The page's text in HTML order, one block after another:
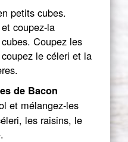
petits cubes.
coupez-la
Coupez les
le céleri et la
de Bacon
et mélangez-les
les raisins, le